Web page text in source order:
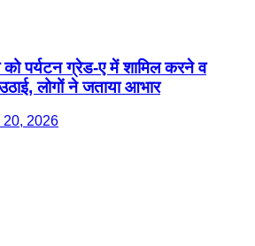
को पर्यटन ग्रेड-ए में शामिल करने व
लोगों ने जताया आभार
20, 2026